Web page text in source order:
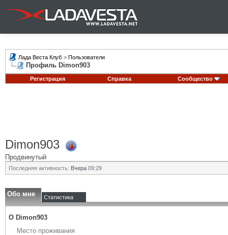
Лада Веста Клуб > Пользователи
Профиль Dimon903
Регистрация Справка Сообщество
Dimon903
Продвинутый
Последняя активность: Вчера 09:29
Обо мне Статистика
О Dimon903
Место проживания